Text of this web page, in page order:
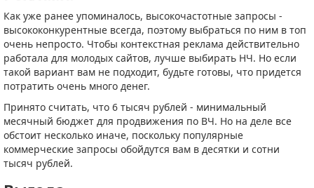
Как уже ранее упоминалось, высокочастотные запросы -
высококонкурентные всегда, поэтому выбраться по ним в топ
очень непросто. Чтобы контекстная реклама действительно
работала для молодых сайтов, лучше выбирать НЧ. Но если
такой вариант вам не подходит, будьте готовы, что придется
потратить очень много денег.
Принято считать, что 6 тысяч рублей - минимальный
месячный бюджет для продвижения по ВЧ. Но на деле все
обстоит несколько иначе, поскольку популярные
коммерческие запросы обойдутся вам в десятки и сотни
тысяч рублей.